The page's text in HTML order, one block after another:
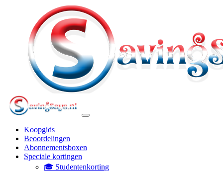
Koopgids
Beoordelingen
Abonnementsboxen
Speciale kortingen
🎓 Studentenkorting